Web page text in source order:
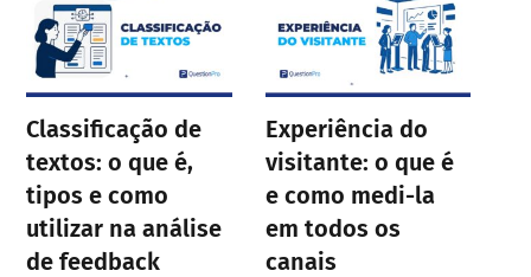
Classificação de
textos: o que é,
tipos e como
utilizar na análise
de feedback
Experiência do
visitante: o que é
e como medi-la
em todos os
canais